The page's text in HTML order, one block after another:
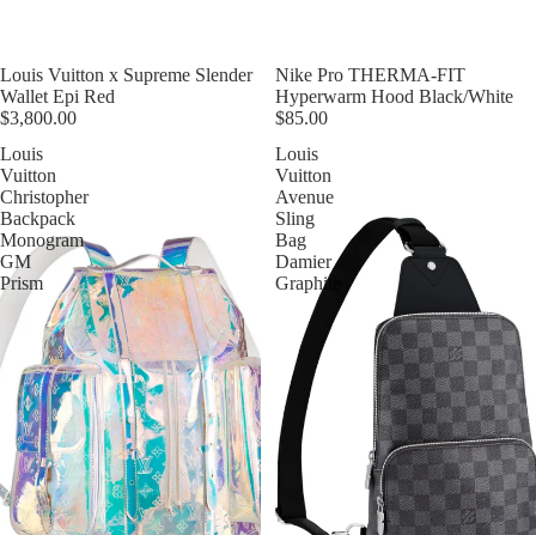
Épuisé
Louis Vuitton x Supreme Slender
Wallet Epi Red
$3,800.00
Épuisé
Nike Pro THERMA-FIT
Hyperwarm Hood Black/White
$85.00
Louis
Vuitton
Christopher
Backpack
Monogram
GM
Prism
Louis
Vuitton
Avenue
Sling
Bag
Damier
Graphite